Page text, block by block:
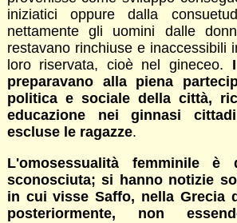
iniziatici oppure dalla
nettamente gli uomini dalle
restavano rinchiuse e inaccessibili
loro riservata, cioè nel gineceo.
preparavano alla piena
politica e sociale della città,
educazione nei ginnasi
escluse le ragazze.
L'omosessualità femminile
sconosciuta; si hanno notizie
in cui visse Saffo, nella Grecia
posteriormente, non